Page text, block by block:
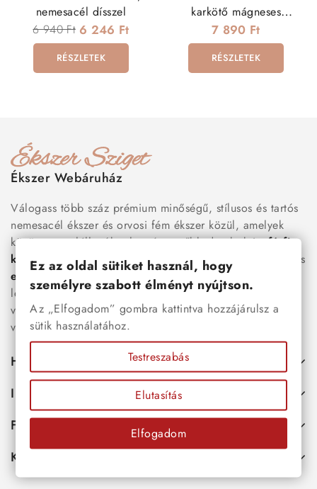
nemesacél dísszel
6 940 Ft 6 246 Ft
RÉSZLETEK
karkötő mágneses
kapoccsal (23 cm)
7 890 Ft
RÉSZLETEK
Ékszer Webáruház
Válogass több száz prémium minőségű, stílusos és tartós
nemesacél ékszer és orvosi fém ékszer közül, amelyek
között megtalálhatók a legnépszerűbb darabok is:férfi
karkötők
, női nyakláncok , karikagyűrűk
és
esküvői kiegészítőkegyaránt. Webáruházunkban a
legújabb trendeket követő, mégis időtálló ékszerek közül
választhatsz – legyen szó ajándékról, mindennapi
viseletről vagy különleges alkalmakról.
Hasznos
Információk
Fiókod
Kapcsolat
Ez az oldal sütiket használ, hogy
személyre szabott élményt nyújtson.
Az „Elfogadom” gombra kattintva hozzájárulsz a
sütik használatához.
Testreszabás
Elutasítás
Elfogadom